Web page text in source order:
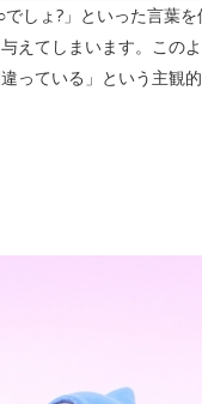
しょ?」といった言葉
えてしまいます。この
っている」という主観